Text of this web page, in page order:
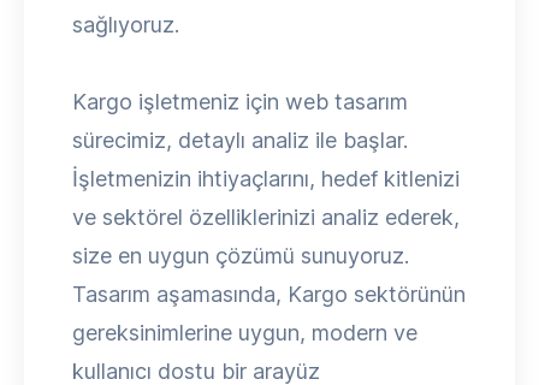
sağlıyoruz.
Kargo işletmeniz için web tasarım
sürecimiz, detaylı analiz ile başlar.
İşletmenizin ihtiyaçlarını, hedef kitlenizi
ve sektörel özelliklerinizi analiz ederek,
size en uygun çözümü sunuyoruz.
Tasarım aşamasında, Kargo sektörünün
gereksinimlerine uygun, modern ve
kullanıcı dostu bir arayüz